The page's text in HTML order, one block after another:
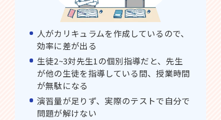
人がカリキュラムを作成しているので、
効率に差が出る
生徒2~3対先生1の個別指導だと、先生
が他の生徒を指導している間、授業時間
が無駄になる
演習量が足りず、実際のテストで自分で
問題が解けない